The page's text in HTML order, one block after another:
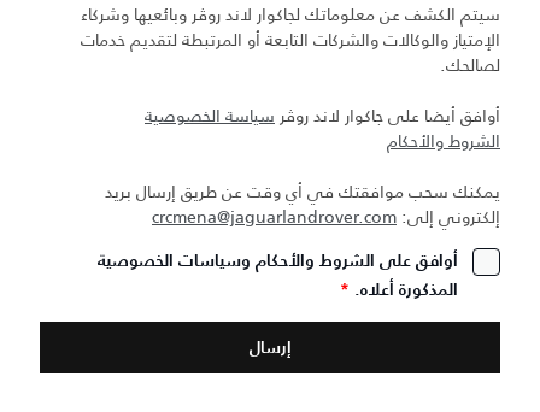
سيتم الكشف عن معلوماتك لجاكوار لاند روڤر وبائعيها وشركاء
الإمتياز والوكالات والشركات التابعة أو المرتبطة لتقديم خدمات
لصالحك.
أوافق أيضا على جاكوار لاند روڤر سياسة الخصوصية
الشروط والأحكام
يمكنك سحب موافقتك في أي وقت عن طريق إرسال بريد
إلكتروني إلى: crcmena@jaguarlandrover.com
أوافق على الشروط والأحكام وسياسات الخصوصية
المذكورة أعلاه. *